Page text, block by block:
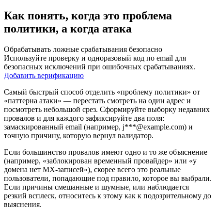
Как понять, когда это проблема
политики, а когда атака
Обрабатывать ложные срабатывания безопасно
Используйте проверку и одноразовый код по email для
безопасных исключений при ошибочных срабатываниях.
Добавить верификацию
Самый быстрый способ отделить «проблему политики» от
«паттерна атаки» — перестать смотреть на один адрес и
посмотреть небольшой срез. Сформируйте выборку недавних
провалов и для каждого зафиксируйте два поля:
замаскированный email (например, j***@example.com) и
точную причину, которую вернул валидатор.
Если большинство провалов имеют одно и то же объяснение
(например, «заблокирован временный провайдер» или «у
домена нет MX-записей»), скорее всего это реальные
пользователи, попадающие под правило, которое вы выбрали.
Если причины смешанные и шумные, или наблюдается
резкий всплеск, относитесь к этому как к подозрительному до
выяснения.